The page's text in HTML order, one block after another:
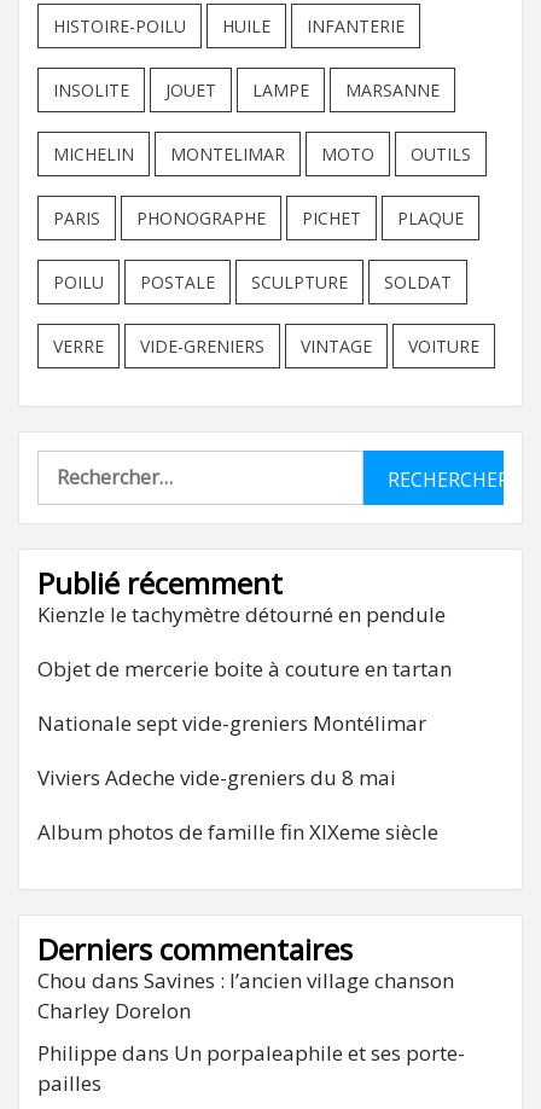
HISTOIRE-POILU HUILE INFANTERIE
INSOLITE JOUET LAMPE MARSANNE
MICHELIN MONTELIMAR MOTO OUTILS
PARIS PHONOGRAPHE PICHET PLAQUE
POILU POSTALE SCULPTURE SOLDAT
VERRE VIDE-GRENIERS VINTAGE VOITURE
Rechercher :
Publié récemment
Kienzle le tachymètre détourné en pendule
Objet de mercerie boite à couture en tartan
Nationale sept vide-greniers Montélimar
Viviers Adeche vide-greniers du 8 mai
Album photos de famille fin XIXeme siècle
Derniers commentaires
Chou dans Savines : l’ancien village chanson
Charley Dorelon
Philippe dans Un porpaleaphile et ses porte-
pailles